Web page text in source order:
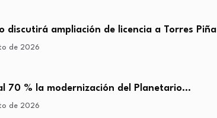
discutirá ampliación de licencia a Torres Piña
de 2026
70 % la modernización del Planetario…
de 2026